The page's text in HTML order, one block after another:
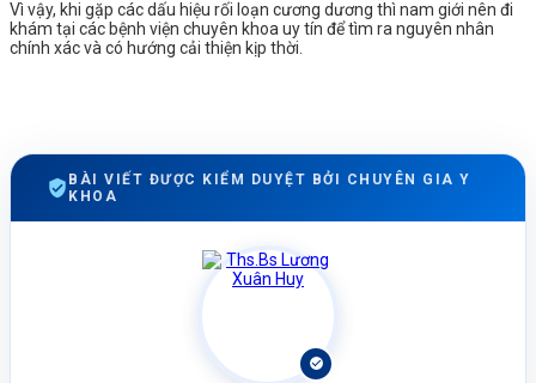
Vì vậy, khi gặp các dấu hiệu rối loạn cương dương thì nam giới nên đi
khám tại các bệnh viện chuyên khoa uy tín để tìm ra nguyên nhân
chính xác và có hướng cải thiện kịp thời.
BÀI VIẾT ĐƯỢC KIỂM DUYỆT BỞI CHUYÊN GIA Y
KHOA